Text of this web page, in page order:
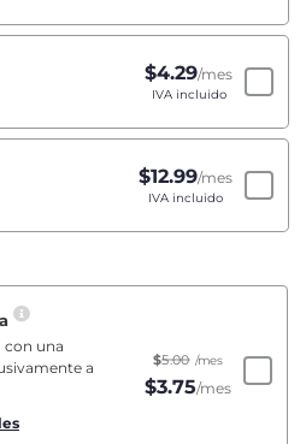
$4.29/mes
IVA incluido
$12.99/mes
IVA incluido
con una
a
$5.00 /mes
$3.75/mes